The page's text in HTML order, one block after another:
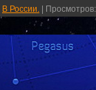
В России. Просмотров: